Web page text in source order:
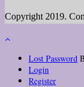
Copyright 2019.
Lost Password
Login
Register